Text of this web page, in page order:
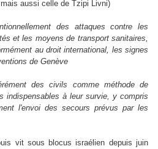
aussi celle de Tzipi Livni)
des attaques contre les
et les moyens de transport sanitaires,
au droit international, les signes
de Genève
des civils comme méthode de
indispensables à leur survie, y compris
l'envoi des secours prévus par les
vit sous blocus israélien depuis juin